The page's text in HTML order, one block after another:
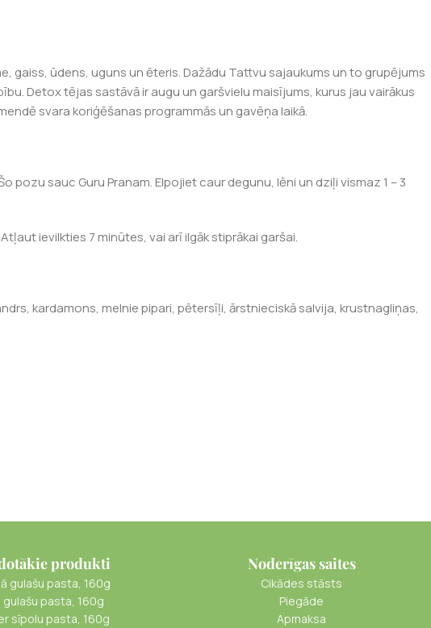
gaiss, ūdens, uguns un ēteris. Dažādu Tattvu sajaukums un to grupējums
Detox tējas sastāvā ir augu un garšvielu maisījums, kurus jau vairākus
svara koriģēšanas programmās un gavēņa laikā.
sauc Guru Pranam. Elpojiet caur degunu, lēni un dziļi vismaz 1 – 3
ievilkties 7 minūtes, vai arī ilgāk stiprākai garšai.
kardamons, melnie pipari, pētersīļi, ārstnieciskā salvija, krustnagliņas,
produkti
gulašu pasta, 160g
gulašu pasta, 160g
sīpolu pasta, 160g
Noderīgas saites
Cikādes stāsts
Piegāde
Apmaksa